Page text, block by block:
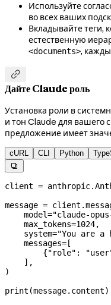
Используйте
во всех ваших
Вкладывайте теги,
естественную
<documents>,

Дайте Claude роль
Установка роли в
и тон Claude для вашего
предложение имеет
cURL CLI Python

client =
message =
    model
="claude-
    max_tokens
=1024,
    system
="You are
    messages
= [
        {
"role" :
    ],
)
print (message.content)